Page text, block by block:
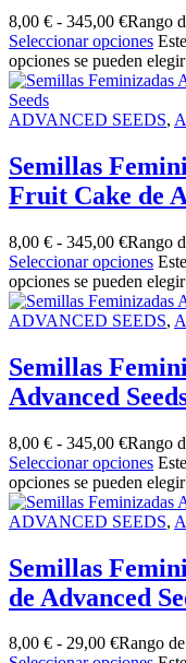
8,00 € - 345,00 €Rango
Seleccionar opciones
opciones se pueden
ADVANCED SEEDS,
Semillas
Fruit Cake de
8,00 € - 345,00 €Rango
Seleccionar opciones
opciones se pueden
ADVANCED SEEDS,
Semillas
Advanced
8,00 € - 345,00 €Rango
Seleccionar opciones
opciones se pueden
ADVANCED SEEDS,
Semillas
de Advanced
8,00 € - 29,00 €Rango